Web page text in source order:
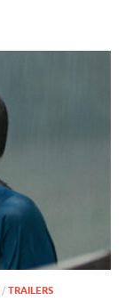
/ TRAILERS